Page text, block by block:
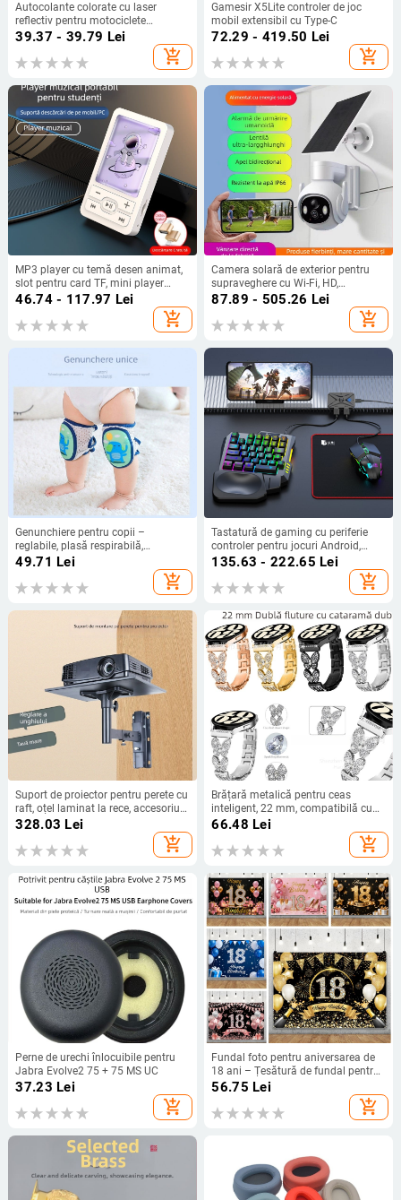
Autocolante colorate cu laser
reflectiv pentru motociclete
electrice, decale sponsorizare
pentru curse, autocolante pentru
cască și vizor, autocolante de
39.37 - 39.79 Lei
add_shopping_cart
Gamesir X5Lite controler de joc
mobil extensibil cu Type-C
72.29 - 419.50 Lei
add_shopping_cart
MP3 player cu temă desen animat,
slot pentru card TF, mini player
portabil de muzică, acoperire
46.74 - 117.97 Lei
add_shopping_cart
Camera solară de exterior pentru
supraveghere cu Wi-Fi, HD,
iluminare minimă 0,002 lux, SNR >
44 dB, senzor 1/2.7, alimentare 5V,
interval de temperatură -5 la 55°C
87.89 - 505.26 Lei
add_shopping_cart
Genunchiere pentru copii –
reglabile, plasă respirabilă,
antiderapante, protecție pentru
49.71 Lei
add_shopping_cart
Tastatură de gaming cu periferie
controler pentru jocuri Android,
conexiune wireless, marca Good
135.63 - 222.65 Lei
add_shopping_cart
Suport de proiector pentru perete cu
raft, oțel laminat la rece, accesoriu
pentru polița TV
328.03 Lei
add_shopping_cart
Brățară metalică pentru ceas
inteligent, 22 mm, compatibilă cu
Samsung și Huawei, stil fluture, cu
catarame
66.48 Lei
add_shopping_cart
Perne de urechi înlocuibile pentru
Jabra Evolve2 75 + 75 MS UC
37.23 Lei
add_shopping_cart
Fundal foto pentru aniversarea de
18 ani – Țesătură de fundal pentru
fotografie de peisaj, greutate 0,12
kg, Garanție din partea magazinului
56.75 Lei
add_shopping_cart